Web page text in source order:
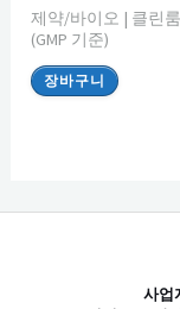
제약/바이오 | 클린
(GMP 기준)
장바구니
사